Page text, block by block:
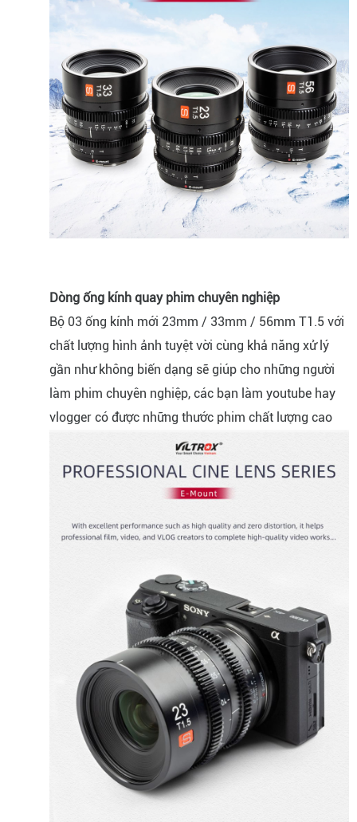
Dòng ống kính quay phim chuyên nghiệp
Bộ 03 ống kính mới 23mm / 33mm / 56mm T1.5 với
chất lượng hình ảnh tuyệt vời cùng khả năng xử lý
gần như không biến dạng sẽ giúp cho những người
làm phim chuyên nghiệp, các bạn làm youtube hay
vlogger có được những thước phim chất lượng cao